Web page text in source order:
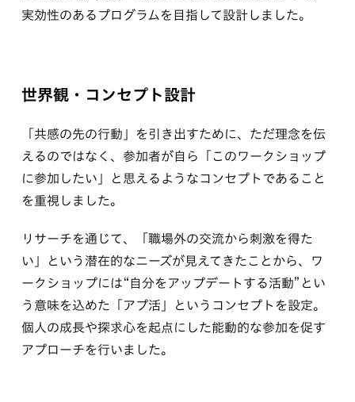
実効性のあるプログラムを目指して設計しました。
世界観・コンセプト設計
「共感の先の行動」を引き出すために、ただ理念を伝
えるのではなく、参加者が自ら「このワークショップ
に参加したい」と思えるようなコンセプトであること
を重視しました。
リサーチを通じて、「職場外の交流から刺激を得た
い」という潜在的なニーズが見えてきたことから、ワ
ークショップには“自分をアップデートする活動”とい
う意味を込めた「アプ活」というコンセプトを設定。
個人の成長や探求心を起点にした能動的な参加を促す
アプローチを行いました。